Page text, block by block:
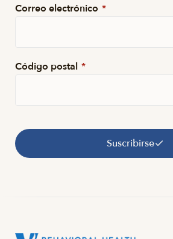
Correo electrónico *
Código postal *
Suscribirse